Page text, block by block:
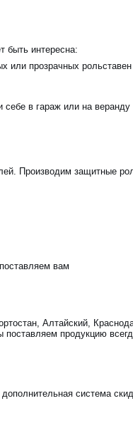
быть интересна:
или прозрачных рольставен
в гараж или на
Производим защитные
вам
Алтайский,
продукцию
система